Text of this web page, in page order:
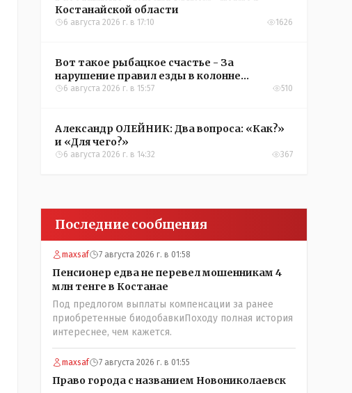
Костанайской области
6 августа 2026 г. в 17:10 1626
Вот такое рыбацкое счастье - За
нарушение правил езды в колонне
оштрафовали участников соревнований в
6 августа 2026 г. в 15:57 510
Александр ОЛЕЙНИК: Два вопроса: «Как?»
и «Для чего?»
6 августа 2026 г. в 14:32 367
Последние сообщения
maxsaf 7 августа 2026 г. в 01:58
Пенсионер едва не перевел мошенникам 4
млн тенге в Костанае
Под предлогом выплаты компенсации за ранее
приобретенные биодобавкиПоходу полная история
интереснее, чем кажется.
maxsaf 7 августа 2026 г. в 01:55
Право города с названием Новониколаевск